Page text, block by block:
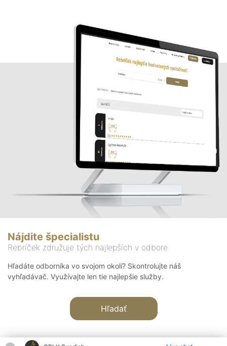
Nájdite špecialistu
Rebríček združuje tých najlepších v odbore
Hľadáte odborníka vo svojom okolí? Skontrolujte náš
vyhľadávač. Využívajte len tie najlepšie služby.
Hľadať